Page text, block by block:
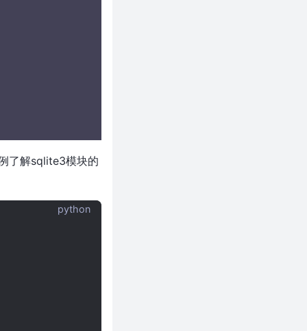
了解sqlite3模块的
python